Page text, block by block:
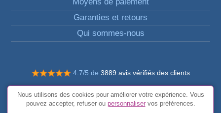
Garanties et retours
Qui sommes-nous
4.7/5 de 3889 avis vérifiés des clients
© Tous droits réservés FunToCome
Conditions générales
Nous utilisons des cookies pour améliorer votre expérience. Vous
pouvez accepter, refuser ou personnaliservos préférences.